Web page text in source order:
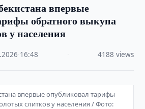
впервые
обратного выкупа
у населения
16:48 4188 views
впервые опубликовал тарифы
слитков у населения / Фото: